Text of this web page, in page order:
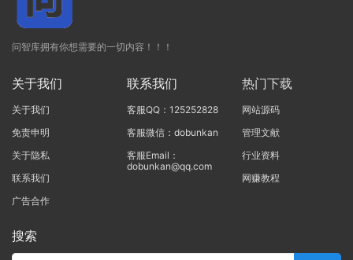
问智库拥有你想需要的一切内容！！！
关于我们
关于我们
免责申明
关于隐私
联系我们
广告合作
联系我们
客服QQ：125252828
客服微信：dobunkan
客服Email：
dobunkan@qq.com
热门下载
网站源码
管理文献
行业资料
网赚教程
搜索